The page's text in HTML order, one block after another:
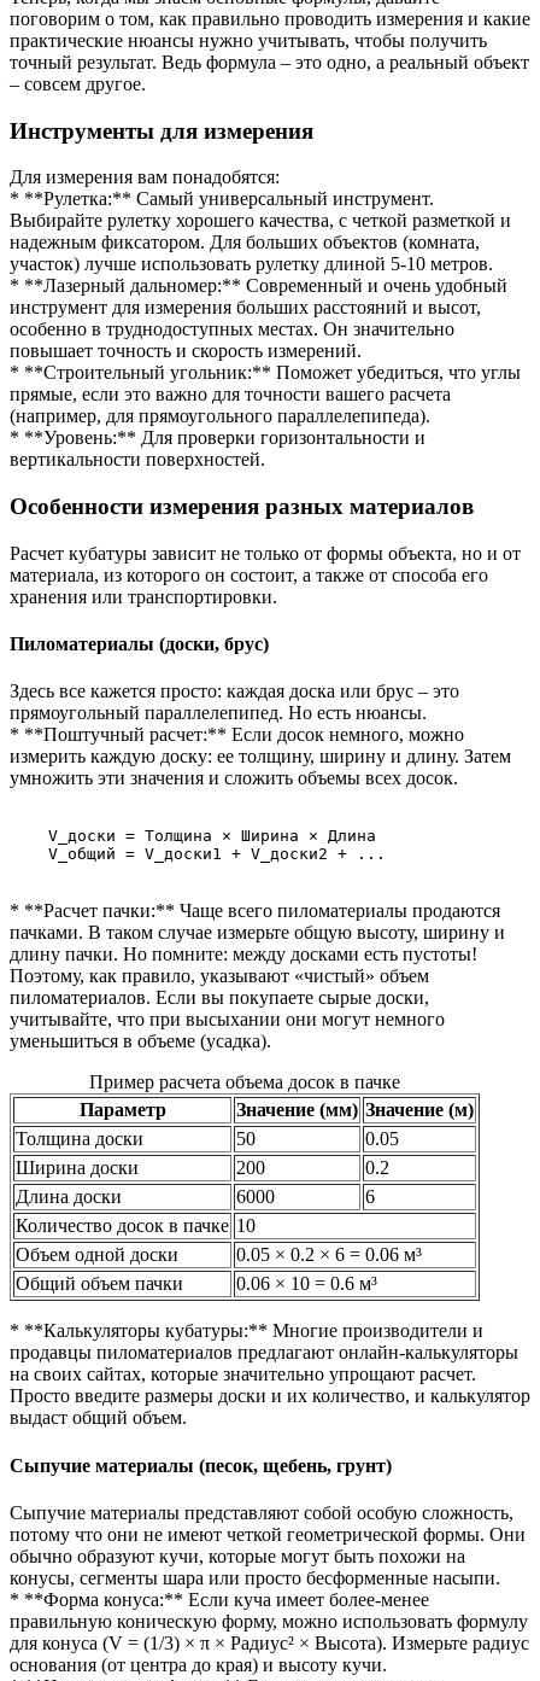
поговорим о том, как правильно проводить измерения и какие
практические нюансы нужно учитывать, чтобы получить
точный результат. Ведь формула – это одно, а реальный объект
– совсем другое.
Инструменты для измерения
Для измерения вам понадобятся:
* **Рулетка:** Самый универсальный инструмент.
Выбирайте рулетку хорошего качества, с четкой разметкой и
надежным фиксатором. Для больших объектов (комната,
участок) лучше использовать рулетку длиной 5-10 метров.
* **Лазерный дальномер:** Современный и очень удобный
инструмент для измерения больших расстояний и высот,
особенно в труднодоступных местах. Он значительно
повышает точность и скорость измерений.
* **Строительный угольник:** Поможет убедиться, что углы
прямые, если это важно для точности вашего расчета
(например, для прямоугольного параллелепипеда).
* **Уровень:** Для проверки горизонтальности и
вертикальности поверхностей.
Особенности измерения разных материалов
Расчет кубатуры зависит не только от формы объекта, но и от
материала, из которого он состоит, а также от способа его
хранения или транспортировки.
Пиломатериалы (доски, брус)
Здесь все кажется просто: каждая доска или брус – это
прямоугольный параллелепипед. Но есть нюансы.
* **Поштучный расчет:** Если досок немного, можно
измерить каждую доску: ее толщину, ширину и длину. Затем
умножить эти значения и сложить объемы всех досок.
    V_доски = Толщина × Ширина × Длина
    V_общий = V_доски1 + V_доски2 + ...
* **Расчет пачки:** Чаще всего пиломатериалы продаются
пачками. В таком случае измерьте общую высоту, ширину и
длину пачки. Но помните: между досками есть пустоты!
Поэтому, как правило, указывают «чистый» объем
пиломатериалов. Если вы покупаете сырые доски,
учитывайте, что при высыхании они могут немного
уменьшиться в объеме (усадка).
Пример расчета объема досок в пачке
Параметр
Значение (мм) Значение (м)
Толщина доски
50
0.05
Ширина доски
200
0.2
Длина доски
6000
6
Количество досок в пачке 10
Объем одной доски
0.05 × 0.2 × 6 = 0.06 м³
Общий объем пачки
0.06 × 10 = 0.6 м³
* **Калькуляторы кубатуры:** Многие производители и
продавцы пиломатериалов предлагают онлайн-калькуляторы
на своих сайтах, которые значительно упрощают расчет.
Просто введите размеры доски и их количество, и калькулятор
выдаст общий объем.
Сыпучие материалы (песок, щебень, грунт)
Сыпучие материалы представляют собой особую сложность,
потому что они не имеют четкой геометрической формы. Они
обычно образуют кучи, которые могут быть похожи на
конусы, сегменты шара или просто бесформенные насыпи.
* **Форма конуса:** Если куча имеет более-менее
правильную коническую форму, можно использовать формулу
для конуса (V = (1/3) × π × Радиус² × Высота). Измерьте радиус
основания (от центра до края) и высоту кучи.